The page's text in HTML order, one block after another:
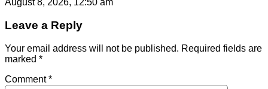
August 8, 2026, 12:50 am
Leave a Reply
Your email address will not be published. Required fields are
marked *
Comment*